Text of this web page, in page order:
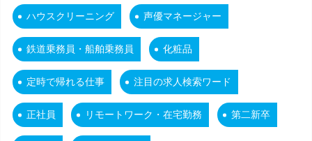
ハウスクリーニング 声優マネージャー
鉄道乗務員・船舶乗務員 化粧品
定時で帰れる仕事 注目の求人検索ワード
正社員 リモートワーク・在宅勤務 第二新卒